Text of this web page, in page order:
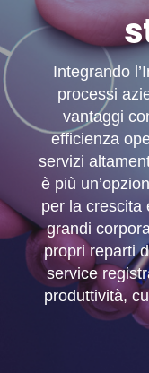
Integrando
processi
vantaggi
efficienza
servizi
è più
per la crescita
grandi
propri reparti
service
produttività,